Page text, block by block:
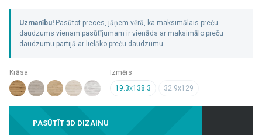
Uzmanību! Pasūtot preces, jāņem vērā, ka maksimālais preču
daudzums vienam pasūtījumam ir vienāds ar maksimālo preču
daudzumu partijā ar lielāko preču daudzumu
Krāsa
Izmērs
19.3x138.3
32.9x129
PASŪTĪT 3D DIZAINU